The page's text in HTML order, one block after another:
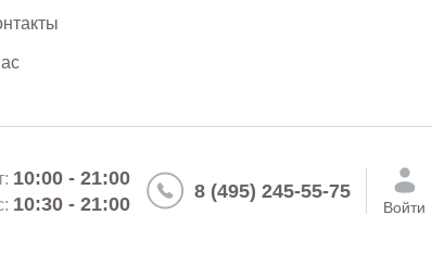
10:00 - 21:00
10:30 - 21:00
8 (495) 245-55-75
Войти